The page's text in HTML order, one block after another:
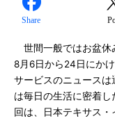
Share
世間一般ではお盆休
8月6日から24日にか
サービスのニュース
は毎日の生活に密着
回は、日本テキサス